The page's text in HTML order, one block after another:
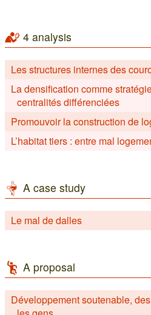
4 analysis
Les structures internes des
La densification comme
centralités différenciées
Promouvoir la construction de
L’habitat tiers : entre mal
A case study
Le mal de dalles
A proposal
Développement soutenable,